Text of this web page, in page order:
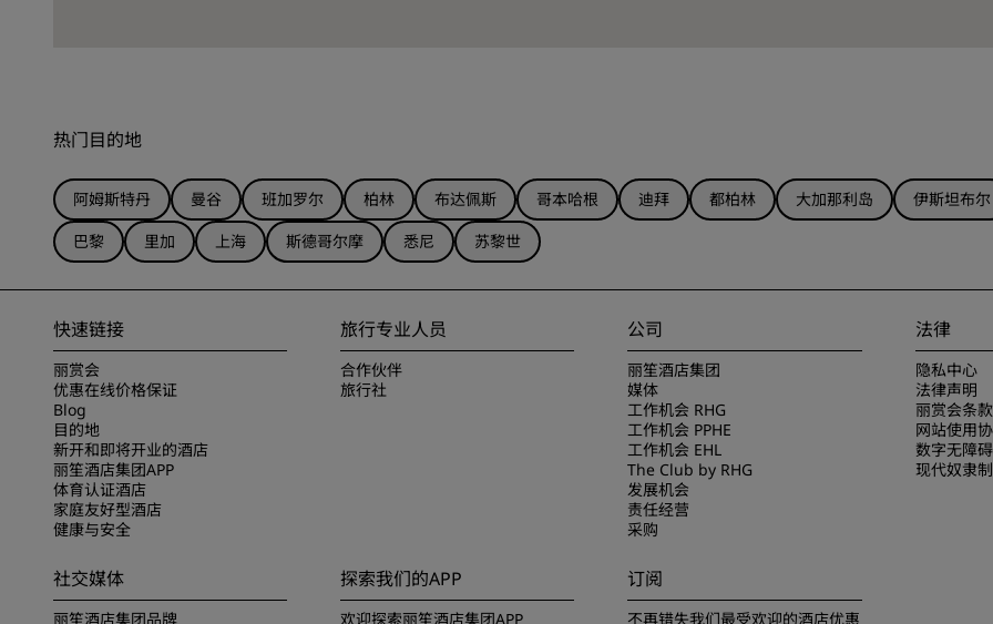
热门目的地
阿姆斯特丹 曼谷 班加罗尔 柏林 布达佩斯 哥本哈根 迪拜 都柏林 大加那利岛
伊斯坦布尔
巴黎
里加 上海 斯德哥尔摩 悉尼 苏黎世
快速链接
丽赏会
优惠在线价格保证
Blog
目的地
新开和即将开业的酒店
丽笙酒店集团APP
体育认证酒店
家庭友好型酒店
健康与安全
旅行专业人员
合作伙伴
旅行社
公司
丽笙酒店集团
媒体
工作机会 RHG
工作机会 PPHE
工作机会 EHL
The Club by RHG
发展机会
责任经营
采购
法律
隐私中心
法律声明
丽赏会条
网站使用
数字无障碍
现代奴隶
社交媒体
丽笙酒店集团品牌
探索我们的APP
欢迎探索丽笙酒店集团APP
订阅
不再错失我们最受欢迎的酒店优惠